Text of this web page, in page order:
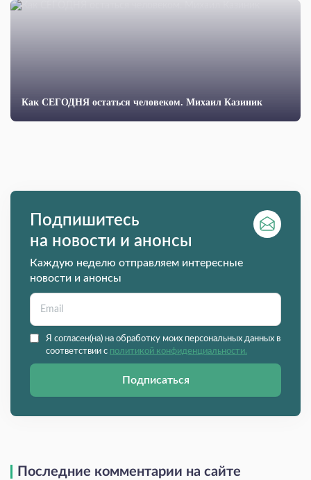
Как СЕГОДНЯ остаться человеком. Михаил Казиник
Подпишитесь
на новости и анонсы
Каждую неделю отправляем интересные
новости и анонсы
Я согласен(на) на обработку моих персональных данных в
соответствии с политикой конфиденциальности.
Подписаться
Последние комментарии на сайте